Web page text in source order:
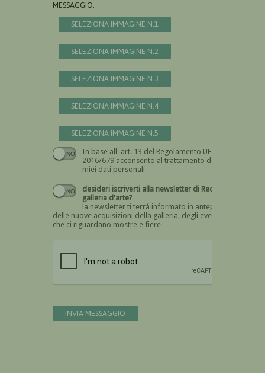
MESSAGGIO:
SELEZIONA IMMAGINE N.1
SELEZIONA IMMAGINE N.2
SELEZIONA IMMAGINE N.3
SELEZIONA IMMAGINE N.4
SELEZIONA IMMAGINE N.5
In base all' art. 13 del Regolamento UE n.
2016/679 acconsento al trattamento dei
miei dati personali
Devi dare il consenso
desideri iscriverti alla newsletter di Recta
galleria d'arte?
la newsletter ti terrà informato in anteprima
delle nuove acquisizioni della galleria, degli eventi
che ci riguardano mostre e fiere
INVIA MESSAGGIO